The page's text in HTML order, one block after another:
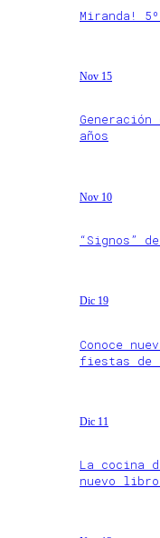
Miranda!
Nov 15
años
Nov 10
“Signos”
Dic 19
Conoce
fiestas de
Dic 11
La cocina
nuevo